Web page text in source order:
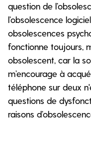
question de
l’obsolescence
obsolescences
fonctionne toujours,
obsolescent, car la
m’encourage à
téléphone sur deux
questions de
raisons